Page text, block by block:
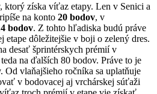
ktorý získa víťaz etapy. Len v Senici a
na konto 20 bodov, v
bodov. Z tohto hľadiska budú práve
etape dôležitejšie v boji o zelený dres.
desať šprintérskych prémií v
na ďalších 80 bodov. Práve to je
Od vlaňajšieho ročníka sa uplatňuje
v bodovacej aj vrchárskej súťaži